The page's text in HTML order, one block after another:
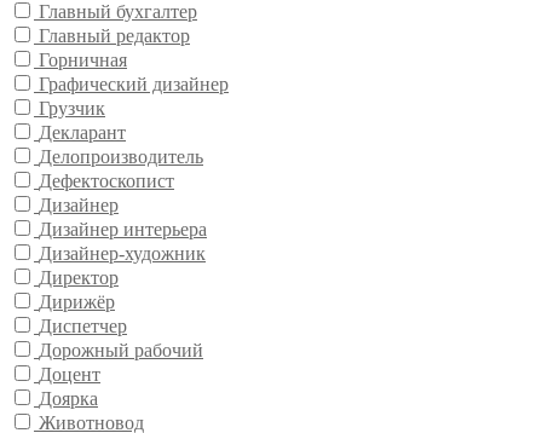
Главный бухгалтер
Главный редактор
Горничная
Графический дизайнер
Грузчик
Декларант
Делопроизводитель
Дефектоскопист
Дизайнер
Дизайнер интерьера
Дизайнер-художник
Директор
Дирижёр
Диспетчер
Дорожный рабочий
Доцент
Доярка
Животновод